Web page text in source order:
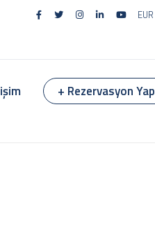
EUR
+ Rezervasyon Yap